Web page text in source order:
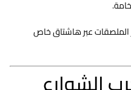
عبر هاشتاق خاص